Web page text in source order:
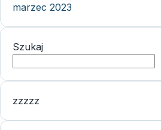
marzec 2023
Szukaj
zzzzz